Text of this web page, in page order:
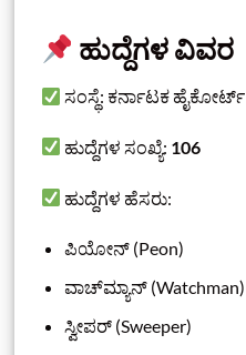
ಹುದ್ದೆಗಳ ವಿವರ
ಸಂಸ್ಥೆ: ಕರ್ನಾಟಕ ಹೈಕೋರ್ಟ್
ಹುದ್ದೆಗಳ ಸಂಖ್ಯೆ: 106
ಹುದ್ದೆಗಳ ಹೆಸರು:
ಪಿಯೋನ್ (Peon)
ವಾಚ್‌ಮ್ಯಾನ್ (Watchman)
ಸ್ವೀಪರ್ (Sweeper)